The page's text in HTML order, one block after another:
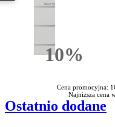
10%Rabatu
Cena promocyjna:
Najniższa cena
Ostatnio dodane